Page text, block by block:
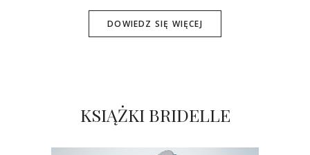
DOWIEDZ SIĘ WIĘCEJ
KSIĄŻKI BRIDELLE